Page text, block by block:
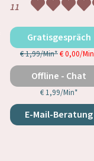
11
Gratisgespräch
€ 1,99/Min*€ 0,00/Min
Offline - Chat
€ 1,99/Min*
E-Mail-Beratung